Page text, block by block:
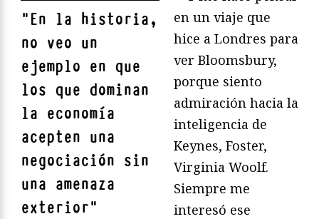
"En la historia,
no veo un
ejemplo en que
los que dominan
la economía
acepten una
negociación sin
una amenaza
exterior"
en un viaje que
hice a Londres para
ver Bloomsbury,
porque siento
admiración hacia la
inteligencia de
Keynes, Foster,
Virginia Woolf.
Siempre me
interesó ese